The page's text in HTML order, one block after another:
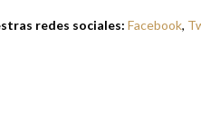
redes sociales: Facebook,